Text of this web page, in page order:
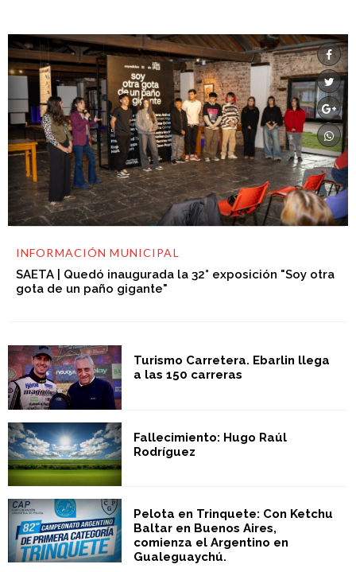
INFORMACIÓN MUNICIPAL
SAETA | Quedó inaugurada la 32° exposición "Soy otra
gota de un paño gigante"
Turismo Carretera. Ebarlin llega
a las 150 carreras
Fallecimiento: Hugo Raúl
Rodríguez
Pelota en Trinquete: Con Ketchu
Baltar en Buenos Aires,
comienza el Argentino en
Gualeguaychú.